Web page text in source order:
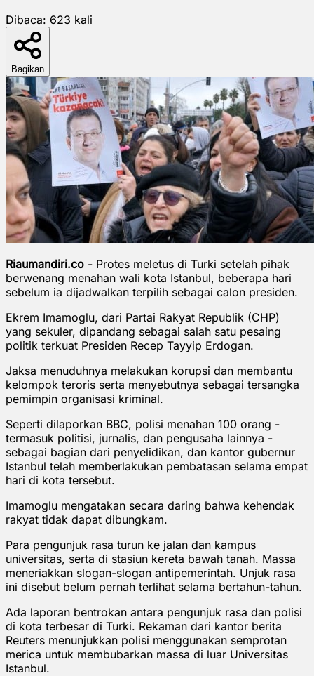
Dibaca: 623 kali
Bagikan
Riaumandiri.co - Protes meletus di Turki setelah pihak
berwenang menahan wali kota Istanbul, beberapa hari
sebelum ia dijadwalkan terpilih sebagai calon presiden.
Ekrem Imamoglu, dari Partai Rakyat Republik (CHP)
yang sekuler, dipandang sebagai salah satu pesaing
politik terkuat Presiden Recep Tayyip Erdogan.
Jaksa menuduhnya melakukan korupsi dan membantu
kelompok teroris serta menyebutnya sebagai tersangka
pemimpin organisasi kriminal.
Seperti dilaporkan BBC, polisi menahan 100 orang -
termasuk politisi, jurnalis, dan pengusaha lainnya -
sebagai bagian dari penyelidikan, dan kantor gubernur
Istanbul telah memberlakukan pembatasan selama empat
hari di kota tersebut.
Imamoglu mengatakan secara daring bahwa kehendak
rakyat tidak dapat dibungkam.
Para pengunjuk rasa turun ke jalan dan kampus
universitas, serta di stasiun kereta bawah tanah. Massa
meneriakkan slogan-slogan antipemerintah. Unjuk rasa
ini disebut belum pernah terlihat selama bertahun-tahun.
Ada laporan bentrokan antara pengunjuk rasa dan polisi
di kota terbesar di Turki. Rekaman dari kantor berita
Reuters menunjukkan polisi menggunakan semprotan
merica untuk membubarkan massa di luar Universitas
Istanbul.